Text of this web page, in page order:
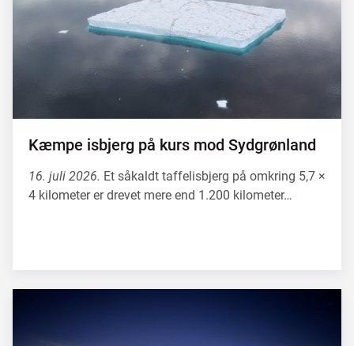
Kæmpe isbjerg på kurs mod Sydgrønland
16. juli 2026. Et såkaldt taffelisbjerg på omkring 5,7 ×
4 kilometer er drevet mere end 1.200 kilometer…